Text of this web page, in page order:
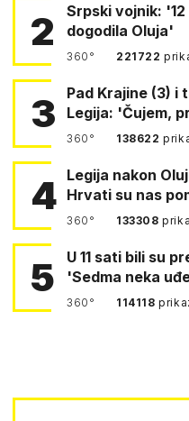
2
Srpski vojnik:
dogodila Oluja'
360° 221722
3
Pad Krajine (3)
Legija: 'Čujem,
360° 138622
4 Legija nakon
Hrvati su nas
360° 133308
5
U 11 sati bili su pred Kninom. Gotovina:
'Sedma neka
360° 114118